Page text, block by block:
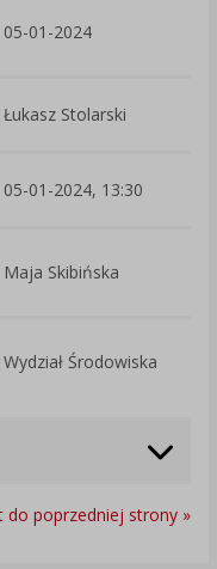
05-01-2024
Łukasz Stolarski
05-01-2024, 13:30
Maja Skibińska
Wydział Środowiska
do poprzedniej strony »